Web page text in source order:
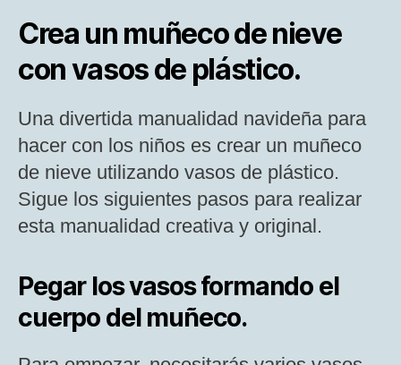
Crea un muñeco de nieve
con vasos de plástico.
Una divertida manualidad navideña para
hacer con los niños es crear un muñeco
de nieve utilizando vasos de plástico.
Sigue los siguientes pasos para realizar
esta manualidad creativa y original.
Pegar los vasos formando el
cuerpo del muñeco.